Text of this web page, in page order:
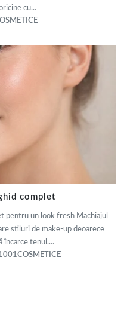
cu...
complet
pentru un look fresh Machiajul
stiluri de make-up deoarece
încarce tenul....